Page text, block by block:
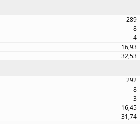
289
8
4
16,93
32,53
292
8
3
16,45
31,74